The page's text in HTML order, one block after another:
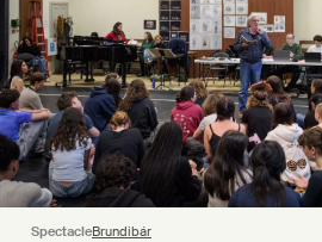
SpectacleBrundibár